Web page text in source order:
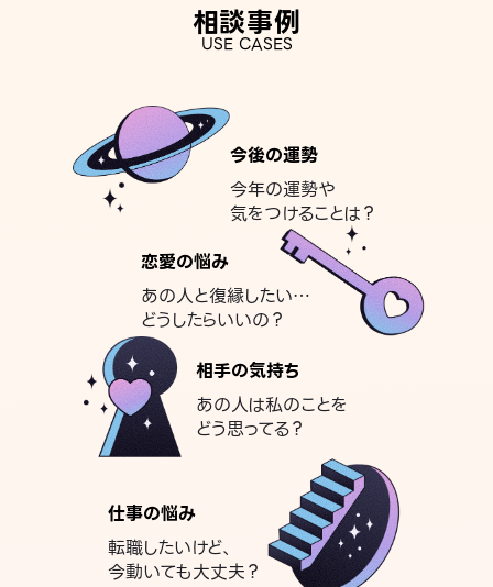
相談事例
USE CASES
今後の運勢
今年の運勢や
気をつけることは？
恋愛の悩み
あの人と復縁したい…
どうしたらいいの？
相手の気持ち
あの人は私のことを
どう思ってる？
仕事の悩み
転職したいけど、
今動いても大丈夫？